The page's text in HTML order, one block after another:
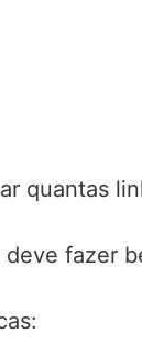
quantas
fazer